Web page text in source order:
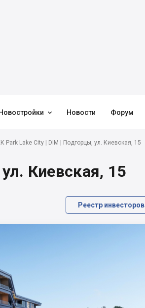
Новостройки  Новости Форум
Park Lake City | DIM | Подгорцы, ул. Киевская, 15
Киевская, 15
Реестр инвесторов